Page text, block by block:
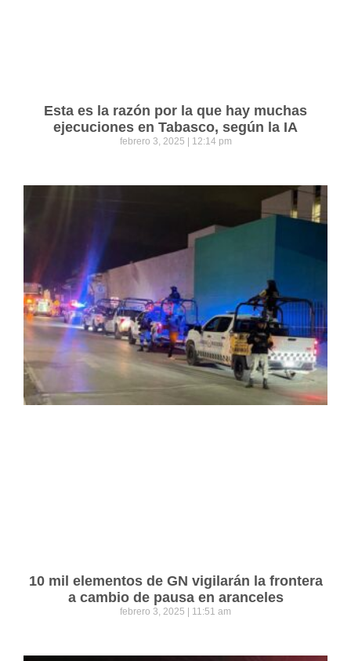
Esta es la razón por la que hay muchas
ejecuciones en Tabasco, según la IA
febrero 3, 2025 12:14 pm
10 mil elementos de GN vigilarán la frontera
a cambio de pausa en aranceles
febrero 3, 2025 11:51 am